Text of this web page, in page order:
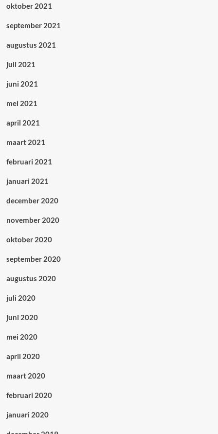
oktober 2021
september 2021
augustus 2021
juli 2021
juni 2021
mei 2021
april 2021
maart 2021
februari 2021
januari 2021
december 2020
november 2020
oktober 2020
september 2020
augustus 2020
juli 2020
juni 2020
mei 2020
april 2020
maart 2020
februari 2020
januari 2020